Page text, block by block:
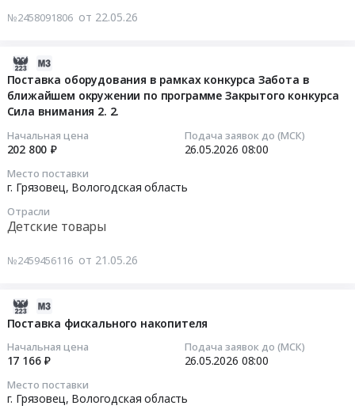
№2458091806 от 22.05.26
Поставка оборудования в рамках конкурса Забота в
ближайшем окружении по программе Закрытого конкурса
Сила внимания 2. 2.
Начальная цена
202 800 ₽
Подача заявок до (МСК)
26.05.2026 08:00
Место поставки
г. Грязовец, Вологодская область
Отрасли
Детские товары
№2459456116 от 21.05.26
Поставка фискального накопителя
Начальная цена
17 166 ₽
Подача заявок до (МСК)
26.05.2026 08:00
Место поставки
г. Грязовец, Вологодская область